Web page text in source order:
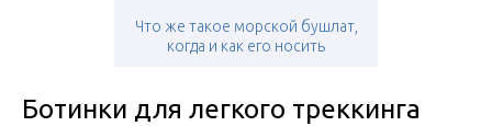
Что же такое морской бушлат,
когда и как его носить
Ботинки для легкого треккинга